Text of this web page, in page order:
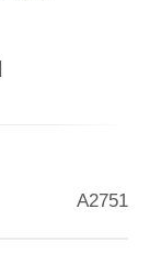
A2751